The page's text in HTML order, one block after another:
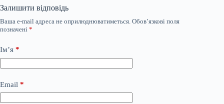
Залишити відповідь
Ваша e-mail адреса не оприлюднюватиметься. Обов’язкові поля
позначені *
Ім’я *
Email *